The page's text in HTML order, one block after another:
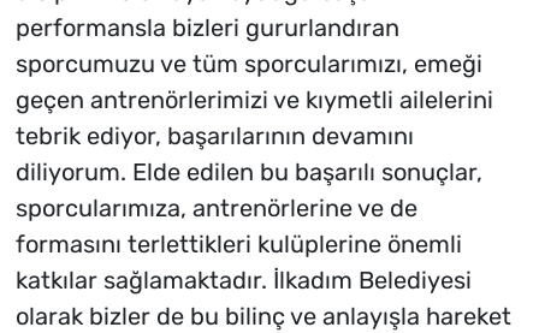
performansla bizleri gururlandıran
sporcumuzu ve tüm sporcularımızı, emeği
geçen antrenörlerimizi ve kıymetli ailelerini
tebrik ediyor, başarılarının devamını
diliyorum. Elde edilen bu başarılı sonuçlar,
sporcularımıza, antrenörlerine ve de
formasını terlettikleri kulüplerine önemli
katkılar sağlamaktadır. İlkadım Belediyesi
olarak bizler de bu bilinç ve anlayışla hareket